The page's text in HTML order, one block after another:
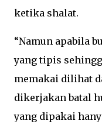
ketika shalat.
“Namun apabila
yang tipis
memakai dilihat
dikerjakan batal
yang dipakai